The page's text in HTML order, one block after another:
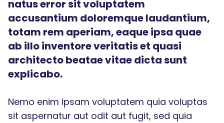
natus error sit voluptatem
accusantium doloremque laudantium,
totam rem aperiam, eaque ipsa quae
ab illo inventore veritatis et quasi
architecto beatae vitae dicta sunt
explicabo.
Nemo enim ipsam voluptatem quia voluptas
sit aspernatur aut odit aut fugit, sed quia